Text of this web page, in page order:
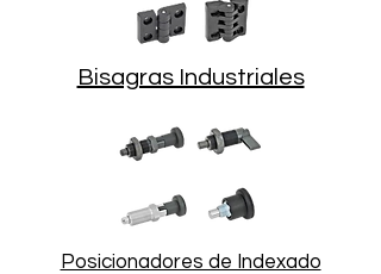
Bisagras Industriales
Posicionadores de Indexado